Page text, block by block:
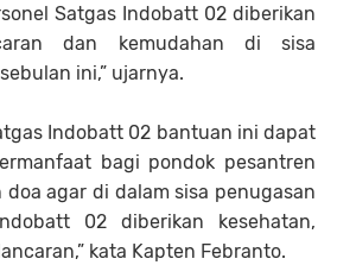
Satgas Indobatt 02 diberikan
dan kemudahan di sisa
ini,” ujarnya.
Indobatt 02 bantuan ini dapat
bagi pondok pesantren
agar di dalam sisa penugasan
02 diberikan kesehatan,
kata Kapten Febranto.